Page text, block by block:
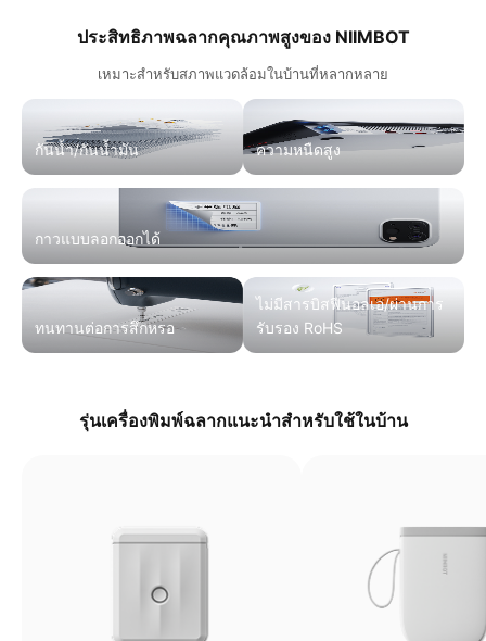
ประสิทธิภาพฉลากคุณภาพสูงของ NIIMBOT
เหมาะสำหรับสภาพแวดล้อมในบ้านที่หลากหลาย
กันน้ำ/กันน้ำมัน ความหนืดสูง
กาวแบบลอกออกได้
ทนทานต่อการสึกหรอ
ไม่มีสารบิสฟีนอลเอ/ผ่านการ
รับรอง RoHS
รุ่นเครื่องพิมพ์ฉลากแนะนำสำหรับใช้ในบ้าน